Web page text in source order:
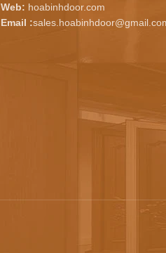
Web: hoabinhdoor.com
Email :